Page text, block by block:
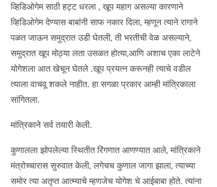
व्हिडिओगेम साठी हट्ट धरला , खूप महाग असल्या कारणाने
व्हिडिओगेम देण्यास बाबांनी साफ नकार दिला, म्हणून त्याने रागाने
पळत जाऊन समुद्रात उडी घेतली, ती भरतीची वेळ असल्याने,
समुद्रात खूप मोठ्या लता उसळत होत्या,आणि अशाच एका लाटेने
योगेशला आत खेचून घेतले .खूप प्रयत्न करूनही त्याचे वडील
त्याला वाचवू शकले नाहीत. हा सगळा प्रकार आम्ही मांत्रिकाला
सांगितला.
मांत्रिकाने सर्व तयारी केली.
कुणालला झोपलेल्या स्थितीत रिंगणात आणण्यात आले, मांत्रिकाने
मंत्रोच्चारास सुरुवात केली, लगेचच कुणाल जागा झाला, त्याच्या
समोर त्या अतृप्त आत्म्याचे म्हणजेच योगेश चे आईबाबा होते. त्यांना